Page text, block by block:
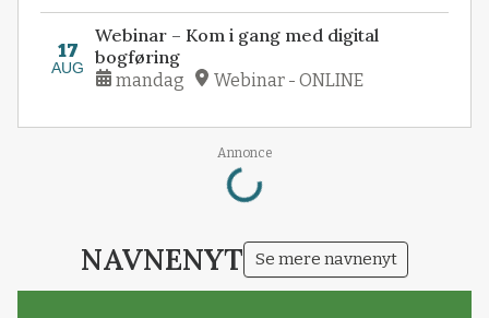
17
AUG
Webinar – Kom i gang med digital
bogføring
mandag Webinar - ONLINE
Annonce
Loading...
NAVNENYT Se mere navnenyt